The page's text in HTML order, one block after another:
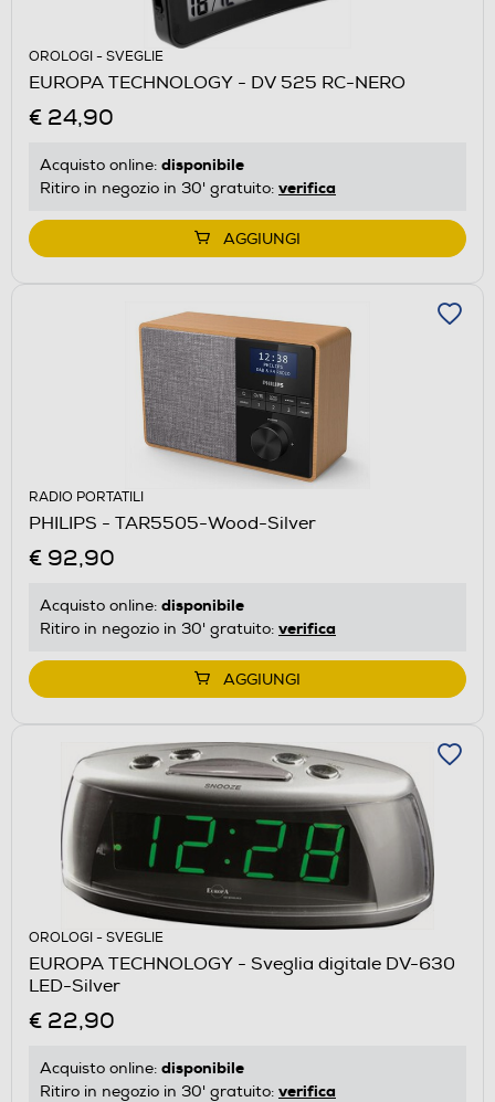
OROLOGI - SVEGLIE
EUROPA TECHNOLOGY - DV 525 RC-NERO
€ 24,90
Acquisto online: disponibile
Ritiro in negozio in 30' gratuito: verifica
AGGIUNGI
RADIO PORTATILI
PHILIPS - TAR5505-Wood-Silver
€ 92,90
Acquisto online: disponibile
Ritiro in negozio in 30' gratuito: verifica
AGGIUNGI
OROLOGI - SVEGLIE
EUROPA TECHNOLOGY - Sveglia digitale DV-630
LED-Silver
€ 22,90
Acquisto online: disponibile
Ritiro in negozio in 30' gratuito: verifica